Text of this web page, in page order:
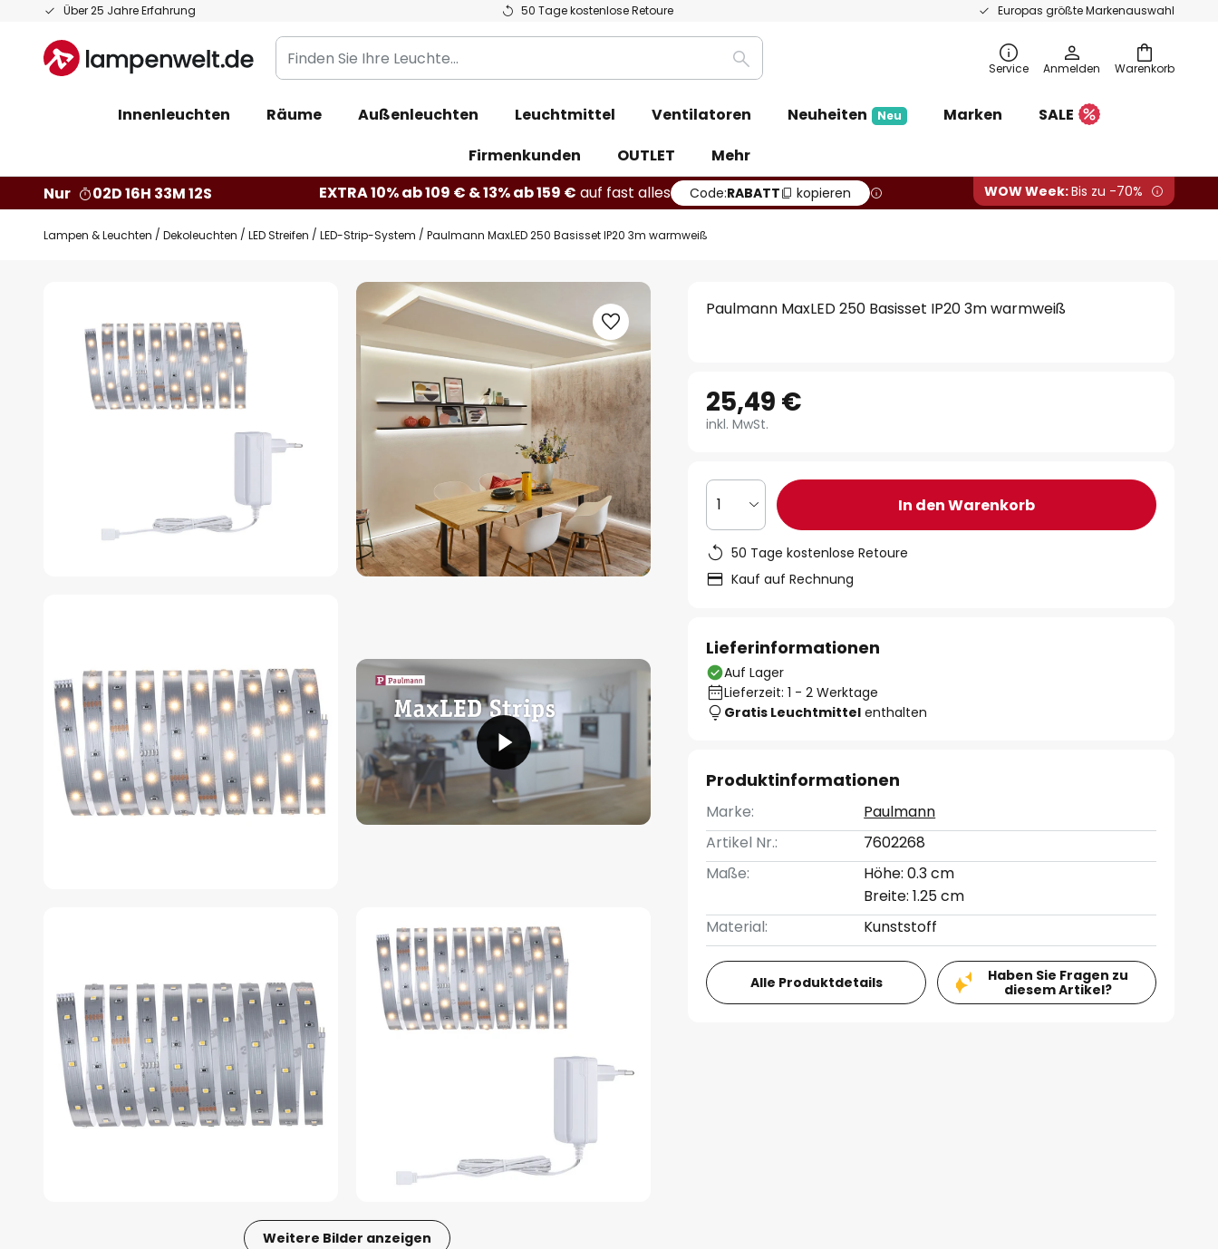
Über 25 Jahre Erfahrung 50 Tage kostenlose Retoure Europas größte Markenauswahl
Zum
springen
Warenkorb
Finden
Sie
Leuchte...
Suche Service Anmelden
Innenleuchten Räume Außenleuchten Leuchtmittel Ventilatoren Neuheiten Neu Marken
SALE
Firmenkunden
OUTLET
Mehr
Nur
02D 16H 33M 11S EXTRA 10% ab 109 € & 13% ab 159 € auf fast alles Code:RABATT kopieren WOW Week:Bis zu -70%
Lampen & Leuchten Dekoleuchten LED Streifen LED-Strip-System Paulmann MaxLED 250 Basisset IP20 3m warmweiß
Bildgalerie
springen
Weitere Bilder anzeigen
Paulmann MaxLED 250 Basisset IP20 3m warmweiß
25,49 €
inkl. MwSt.
1 In den Warenkorb
50 Tage kostenlose Retoure
Kauf auf Rechnung
Lieferinformationen
Auf Lager
Lieferzeit: 1 - 2 Werktage
Gratis Leuchtmittel enthalten
Produktinformationen
Marke:
Paulmann
Artikel Nr.:
7602268
Maße:
Höhe: 0.3 cm
Breite: 1.25 cm
Material:
Kunststoff
Alle Produktdetails
Haben Sie Fragen zu
diesem Artikel?